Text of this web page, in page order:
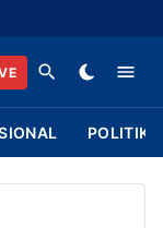
POLITIK